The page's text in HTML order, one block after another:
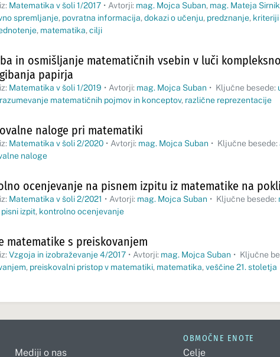
Matematika v šoli 1/2017 • Avtorji: mag. Mojca Suban, mag. Mateja Sirnik
spremljanje, povratna informacija, dokazi o učenju, predznanje,
, matematika, cilji
in osmišljanje matematičnih vsebin v luči
papirja
Matematika v šoli 1/2019 • Avtorji: mag. Mojca Suban • Ključne besede:
razumevanje matematičnih pojmov in konceptov, različne reprezentacije
naloge pri matematiki
Matematika v šoli 2/2020 • Avtorji: mag. Mojca Suban • Ključne besede:
naloge
ocenjevanje na pisnem izpitu iz matematike na
Matematika v šoli 2/2021 • Avtorji: mag. Mojca Suban • Ključne besede:
pisni izpit, kontrolno ocenjevanje
matematike s preiskovanjem
Vzgoja in izobraževanje 4/2017 • Avtorji: mag. Mojca Suban • Ključne
, preiskovalni pristop v matematiki, matematika, veščine 21. stoletja
Mediji o nas
OBMOČNE ENOTE
Celje